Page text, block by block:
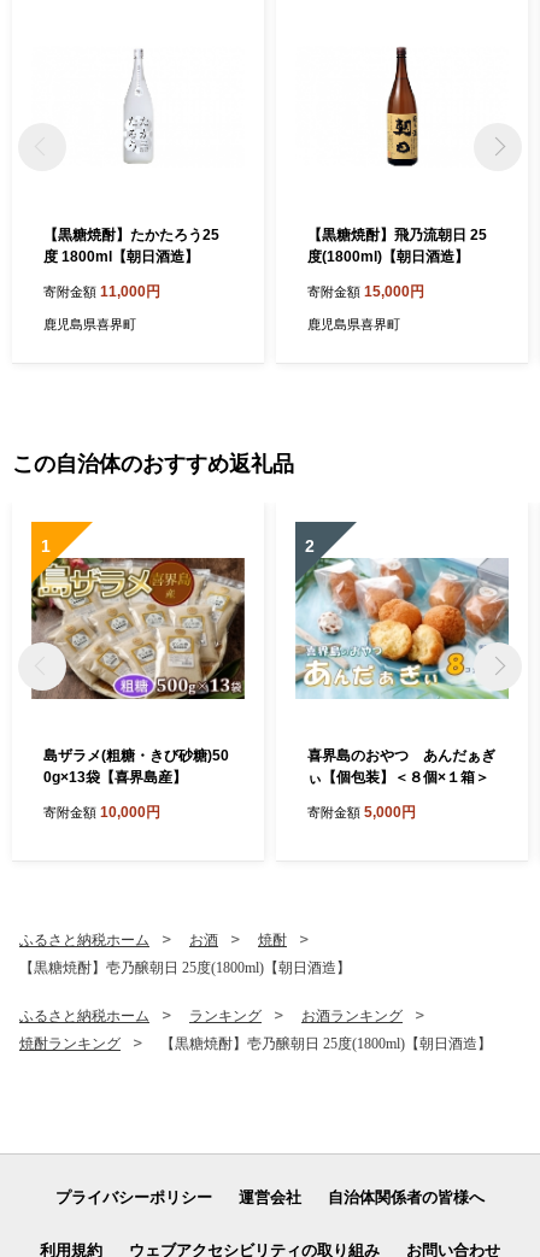
【黒糖焼酎】たかたろう25
度 1800ml【朝日酒造】
寄附金額 11,000円
鹿児島県喜界町
【黒糖焼酎】飛乃流朝日 25
度(1800ml)【朝日酒造】
寄附金額 15,000円
鹿児島県喜界町
この自治体のおすすめ返礼品
1
島ザラメ(粗糖・きび砂糖)50
0g×13袋【喜界島産】
寄附金額 10,000円
2
喜界島のおやつ あんだぁぎ
ぃ【個包装】＜８個×１箱＞
寄附金額 5,000円
ふるさと納税ホーム お酒
焼酎
【黒糖焼酎】壱乃醸朝日 25度(1800ml)【朝日酒造】
ふるさと納税ホーム ランキング
お酒ランキング
焼酎ランキング
【黒糖焼酎】壱乃醸朝日 25度(1800ml)【朝日酒造】
プライバシーポリシー 運営会社 自治体関係者の皆様へ
利用規約 ウェブアクセシビリティの取り組み お問い合わせ